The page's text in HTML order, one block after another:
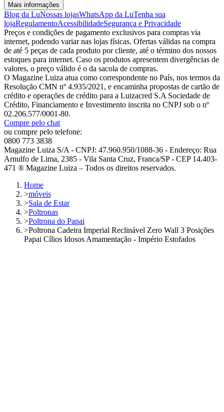
Mais informações
Blog da LuNossas lojasWhatsApp da LuTenha sua
lojaRegulamentoAcessibilidadeSegurança e Privacidade
Preços e condições de pagamento exclusivos para compras via
internet, podendo variar nas lojas físicas. Ofertas válidas na compra
de até 5 peças de cada produto por cliente, até o término dos nossos
estoques para internet. Caso os produtos apresentem divergências de
valores, o preço válido é o da sacola de compras.
O Magazine Luiza atua como correspondente no País, nos termos da
Resolução CMN nº 4.935/2021, e encaminha propostas de cartão de
crédito e operações de crédito para a Luizacred S.A Sociedade de
Crédito, Financiamento e Investimento inscrita no CNPJ sob o nº
02.206.577/0001-80.
Compre pelo chat
ou compre pelo telefone:
0800 773 3838
Magazine Luiza S/A - CNPJ: 47.960.950/1088-36 - Endereço: Rua
Arnulfo de Lima, 2385 - Vila Santa Cruz, Franca/SP - CEP 14.403-
471 ® Magazine Luiza – Todos os direitos reservados.
Home
>móveis
>Sala de Estar
>Poltronas
>Poltrona do Papai
>Poltrona Cadeira Imperial Reclinável Zero Wall 3 Posições
Papai Cílios Idosos Amamentação - Império Estofados